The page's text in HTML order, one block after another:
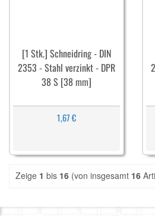
[1 Stk.] Schneidring - DIN
2353 - Stahl verzinkt - DPR
38 S [38 mm]
1,67 €
Zeige 1 bis 16 (von insgesamt 16